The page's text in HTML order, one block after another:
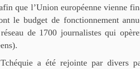
que l’Union européenne vienne
le budget de fonctionnement
de 1700 journalistes qui
a été rejointe par divers